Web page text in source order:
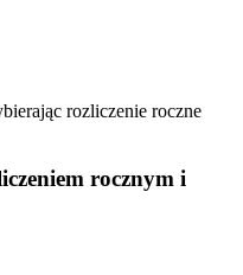
rozliczenie roczne
rocznym i